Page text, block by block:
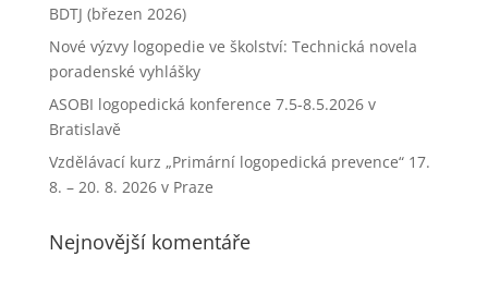
BDTJ (březen 2026)
Nové výzvy logopedie ve školství: Technická novela
poradenské vyhlášky
ASOBI logopedická konference 7.5-8.5.2026 v
Bratislavě
Vzdělávací kurz „Primární logopedická prevence“ 17.
8. – 20. 8. 2026 v Praze
Nejnovější komentáře